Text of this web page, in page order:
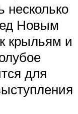
несколько
Новым
крыльям и
для